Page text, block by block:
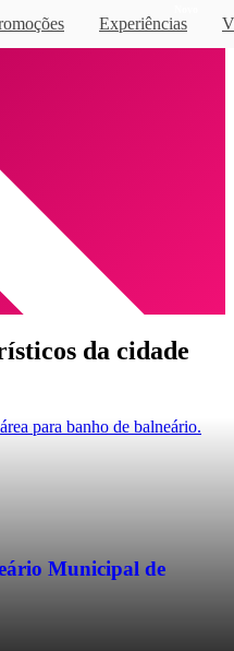
Experiências
da cidade
Municipal de